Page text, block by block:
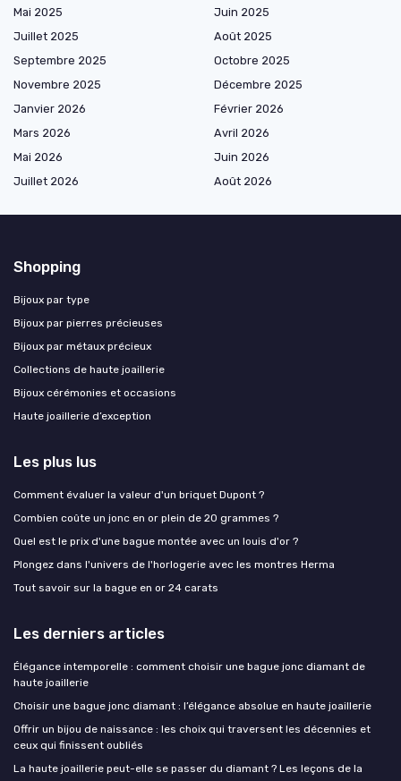
Mai 2025
Juin 2025
Juillet 2025
Août 2025
Septembre 2025
Octobre 2025
Novembre 2025
Décembre 2025
Janvier 2026
Février 2026
Mars 2026
Avril 2026
Mai 2026
Juin 2026
Juillet 2026
Août 2026
Shopping
Bijoux par type
Bijoux par pierres précieuses
Bijoux par métaux précieux
Collections de haute joaillerie
Bijoux cérémonies et occasions
Haute joaillerie d’exception
Les plus lus
Comment évaluer la valeur d'un briquet Dupont ?
Combien coûte un jonc en or plein de 20 grammes ?
Quel est le prix d'une bague montée avec un louis d'or ?
Plongez dans l'univers de l'horlogerie avec les montres Herma
Tout savoir sur la bague en or 24 carats
Les derniers articles
Élégance intemporelle : comment choisir une bague jonc diamant de
haute joaillerie
Choisir une bague jonc diamant : l’élégance absolue en haute joaillerie
Offrir un bijou de naissance : les choix qui traversent les décennies et
ceux qui finissent oubliés
La haute joaillerie peut-elle se passer du diamant ? Les leçons de la